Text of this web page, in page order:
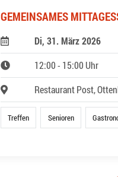
GEMEINSAMES
Di, 31. März 2026
12:00 - 15:00 Uhr
Restaurant Post,
Treffen Senioren